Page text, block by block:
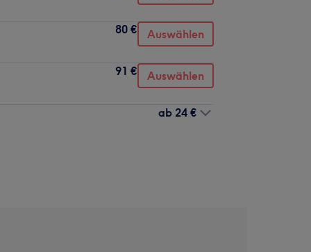
80 € Auswählen
91 € Auswählen
ab 24 €